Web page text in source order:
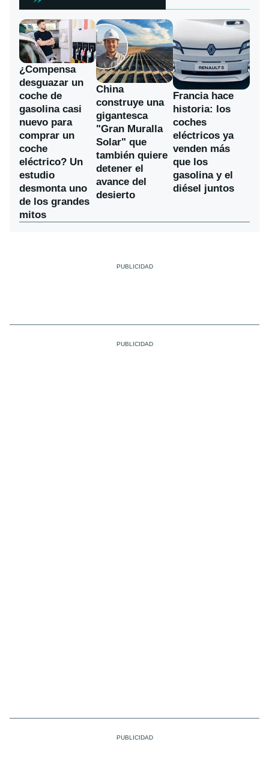
¿Compensa
desguazar un
coche de
gasolina casi
nuevo para
comprar un
coche
eléctrico? Un
estudio
desmonta uno
de los grandes
mitos
China
construye una
gigantesca
"Gran Muralla
Solar" que
también quiere
detener el
avance del
desierto
Francia hace
historia: los
coches
eléctricos ya
venden más
que los
gasolina y el
diésel juntos